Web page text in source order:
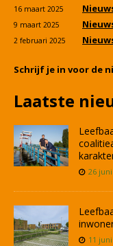
16 maart 2025
9 maart 2025
2 februari 2025
Schrijf je in voor de
Laatste
26
11